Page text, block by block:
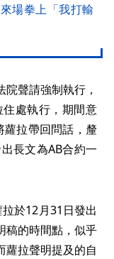
場拳上「我打輸
聲請強制執行，
處執行，期間意
拉帶回問話，釐
長文為AB合約一
於12月31日發出
稿的時間點，似乎
蘿拉聲明提及的自